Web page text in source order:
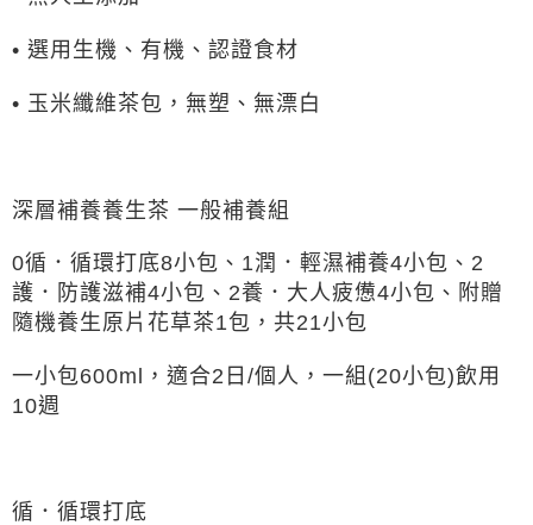
• 選用生機、有機、認證食材
• 玉米纖維茶包，無塑、無漂白
深層補養養生茶 一般補養組
0循．循環打底8小包、1潤．輕濕補養4小包、2
護．防護滋補4小包、2養．大人疲憊4小包、附贈
隨機養生原片花草茶1包，共21小包
一小包600ml，適合2日/個人，一組(20小包)飲用
10週
循．循環打底